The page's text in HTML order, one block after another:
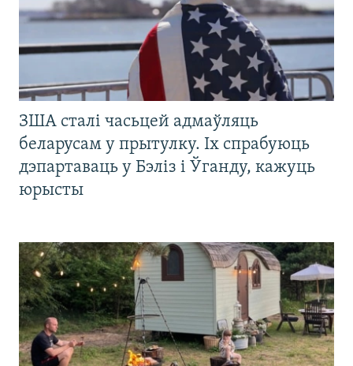
ЗША сталі часьцей адмаўляць
беларусам у прытулку. Іх спрабуюць
дэпартаваць у Бэліз і Ўганду, кажуць
юрысты